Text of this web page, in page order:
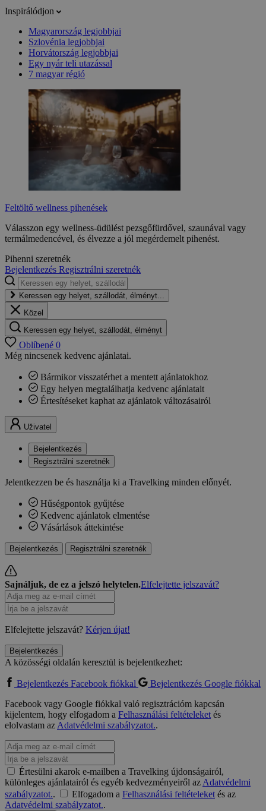
Inspirálódjon
Magyarország legjobbjai
Szlovénia legjobbjai
Horvátország legjobbjai
Egy nyár teli utazással
7 magyar régió
Feltöltő wellness pihenések
Válasszon egy wellness-üdülést pezsgőfürdővel, szaunával vagy
termálmedencével, és élvezze a jól megérdemelt pihenést.
Pihenni szeretnék
Bejelentkezés Regisztrálni szeretnék
Keressen egy helyet, szállodát, élményt...
Közel
Keressen egy helyet, szállodát, élményt
Oblíbené 0
Még nincsenek kedvenc ajánlatai.
Bármikor visszatérhet a mentett ajánlatokhoz
Egy helyen megtalálhatja kedvenc ajánlatait
Értesítéseket kaphat az ajánlatok változásairól
Uživatel
Bejelentkezés
Regisztrálni szeretnék
Jelentkezzen be és használja ki a Travelking minden előnyét.
Hűségpontok gyűjtése
Kedvenc ajánlatok elmentése
Vásárlások áttekintése
Bejelentkezés Regisztrálni szeretnék
Sajnáljuk, de ez a jelszó helytelen.Elfelejtette jelszavát?
Elfelejtette jelszavát? Kérjen újat!
Bejelentkezés
A közösségi oldalán keresztül is bejelentkezhet:
Bejelentkezés Facebook fiókkal
Bejelentkezés Google fiókkal
Facebook vagy Google fiókkal való regisztrációm kapcsán
kijelentem, hogy elfogadom a Felhasználási feltételeketés
elolvastam azAdatvédelmi szabályzatot..
Értesülni akarok e-mailben a Travelking újdonságairól,
különleges ajánlatairól és egyéb kedvezményeiről azAdatvédelmi
szabályzatot.. Elfogadom a Felhasználási feltételeketés az
Adatvédelmi szabályzatot..